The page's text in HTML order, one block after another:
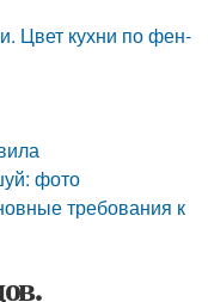
Цвет кухни по фен-
фото
требования к